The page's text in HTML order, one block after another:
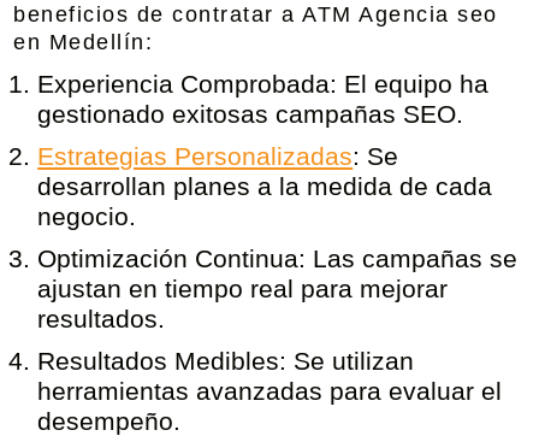
beneficios de contratar a ATM Agencia seo
en Medellín:
Experiencia Comprobada: El equipo ha
gestionado exitosas campañas SEO.
Estrategias Personalizadas: Se
desarrollan planes a la medida de cada
negocio.
Optimización Continua: Las campañas se
ajustan en tiempo real para mejorar
resultados.
Resultados Medibles: Se utilizan
herramientas avanzadas para evaluar el
desempeño.